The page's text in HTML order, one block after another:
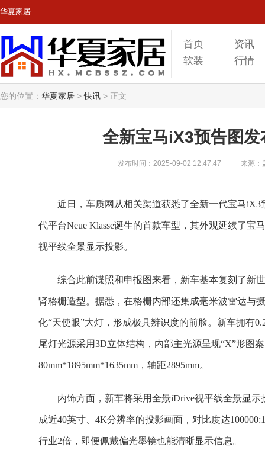
华夏家居
首页
资讯
软装
行情
您的位置： 华夏家居 >快讯 > 正文
全新宝马iX3预告图
发布时间：2025-09-02 12:47:47 来源：
近日，车质网从相关渠道获悉了全新一代宝马
代平台Neue Klasse诞生的首款车型，其外观延续了
视平线全景显示投影。
综合此前谍照和申报图来看，新车基本复刻了新
肾格栅造型。据悉，在格栅内部还集成毫米波雷达与
化“天使眼”大灯，形成极具辨识度的前脸。新车拥有
尾灯光源采用3D立体结构，内部主光源呈现“X”形图
80mm*1895mm*1635mm，轴距2895mm。
内饰方面，新车将采用全景iDrive视平线全景显
成近40英寸、4K分辨率的投影画面，对比度达
行业2倍，即便佩戴偏光墨镜也能清晰显示信息。